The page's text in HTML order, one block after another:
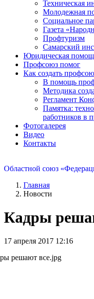
Техническая
Молодежная
Социальное
Газета
Профтуризм
Самарский
Юридическая
Профсоюз помог
Как создать
В помощь
Методика
Регламент
Памятка:
работников в
Фотогалерея
Видео
Контакты
Областной союз
Главная
Новости
Кадры
17 апреля 2017 12:16